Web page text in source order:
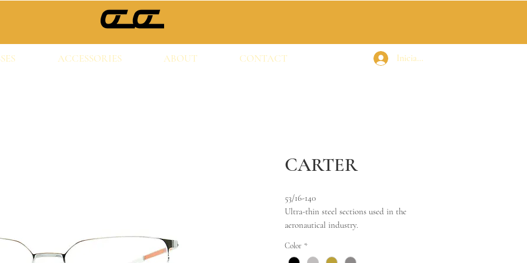
ACCESSORIES ABOUT CONTACT Iniciar sesión
CARTER
53/16-140
Ultra-thin steel sections used in the
aeronautical industry.
Color *